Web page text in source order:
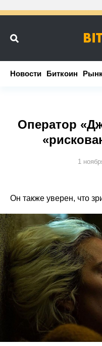
Новости Биткоин
Новости Биткоин
Оператор
1
Он также уверен, что